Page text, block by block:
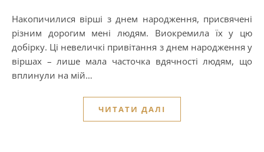
Накопичилися вірші з днем ​​народження, присвячені
різним дорогим мені людям. Виокремила їх у цю
добірку. Ці невеличкі привітання з днем народження у
віршах – лише мала часточка вдячності людям, що
вплинули на мій…
ЧИТАТИ ДАЛІ